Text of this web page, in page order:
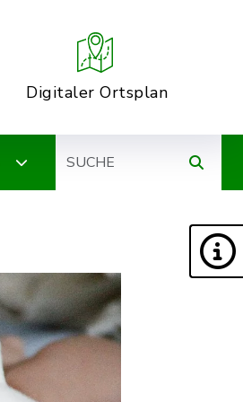
Digitaler Ortsplan